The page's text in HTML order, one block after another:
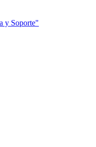
y Soporte"